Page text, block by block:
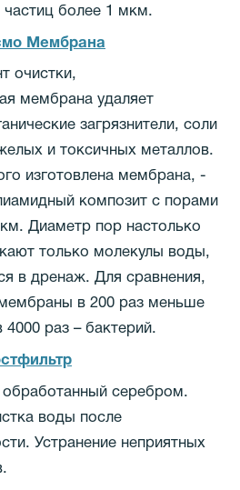
более 1 мкм.
Мембрана
очистки,
мембрана удаляет
загрязнители, соли
и токсичных металлов.
изготовлена мембрана, -
композит с порами
Диаметр пор настолько
только молекулы воды,
в дренаж. Для сравнения,
в 200 раз меньше
раз – бактерий.
серебром.
воды после
Устранение неприятных